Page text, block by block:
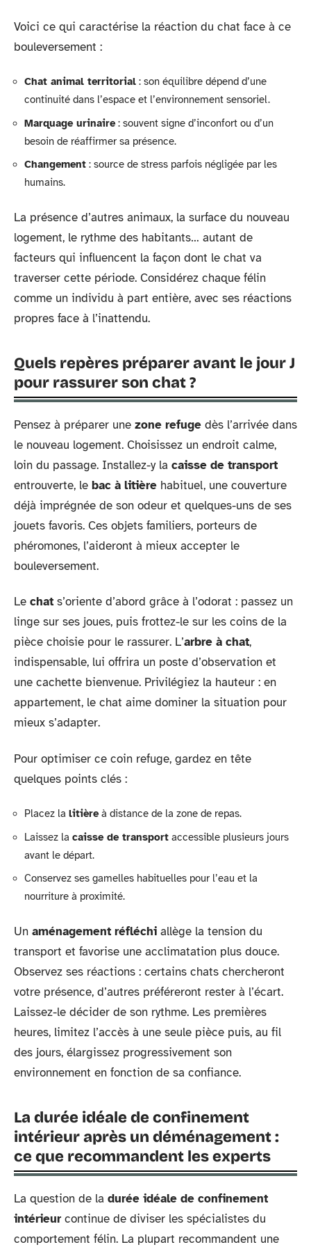
Voici ce qui caractérise la réaction du chat face à ce
bouleversement :
Chat animal territorial : son équilibre dépend d’une
continuité dans l’espace et l’environnement sensoriel.
Marquage urinaire: souvent signe d’inconfort ou d’un
besoin de réaffirmer sa présence.
Changement : source de stress parfois négligée par les
humains.
La présence d’autres animaux, la surface du nouveau
logement, le rythme des habitants… autant de
facteurs qui influencent la façon dont le chat va
traverser cette période. Considérez chaque félin
comme un individu à part entière, avec ses réactions
propres face à l’inattendu.
Quels repères préparer avant le jour J
pour rassurer son chat ?
Pensez à préparer une zone refuge dès l’arrivée dans
le nouveau logement. Choisissez un endroit calme,
loin du passage. Installez-y la caisse de transport
entrouverte, le bac à litière habituel, une couverture
déjà imprégnée de son odeur et quelques-uns de ses
jouets favoris. Ces objets familiers, porteurs de
phéromones, l’aideront à mieux accepter le
bouleversement.
Le chat s’oriente d’abord grâce à l’odorat : passez un
linge sur ses joues, puis frottez-le sur les coins de la
pièce choisie pour le rassurer. L’arbre à chat,
indispensable, lui offrira un poste d’observation et
une cachette bienvenue. Privilégiez la hauteur : en
appartement, le chat aime dominer la situation pour
mieux s’adapter.
Pour optimiser ce coin refuge, gardez en tête
quelques points clés :
Placez la litièreà distance de la zone de repas.
Laissez la caisse de transport accessible plusieurs jours
avant le départ.
Conservez ses gamelles habituelles pour l’eau et la
nourriture à proximité.
Un aménagement réfléchi allège la tension du
transport et favorise une acclimatation plus douce.
Observez ses réactions : certains chats chercheront
votre présence, d’autres préféreront rester à l’écart.
Laissez-le décider de son rythme. Les premières
heures, limitez l’accès à une seule pièce puis, au fil
des jours, élargissez progressivement son
environnement en fonction de sa confiance.
La durée idéale de confinement
intérieur après un déménagement :
ce que recommandent les experts
La question de la durée idéale de confinement
intérieur continue de diviser les spécialistes du
comportement félin. La plupart recommandent une